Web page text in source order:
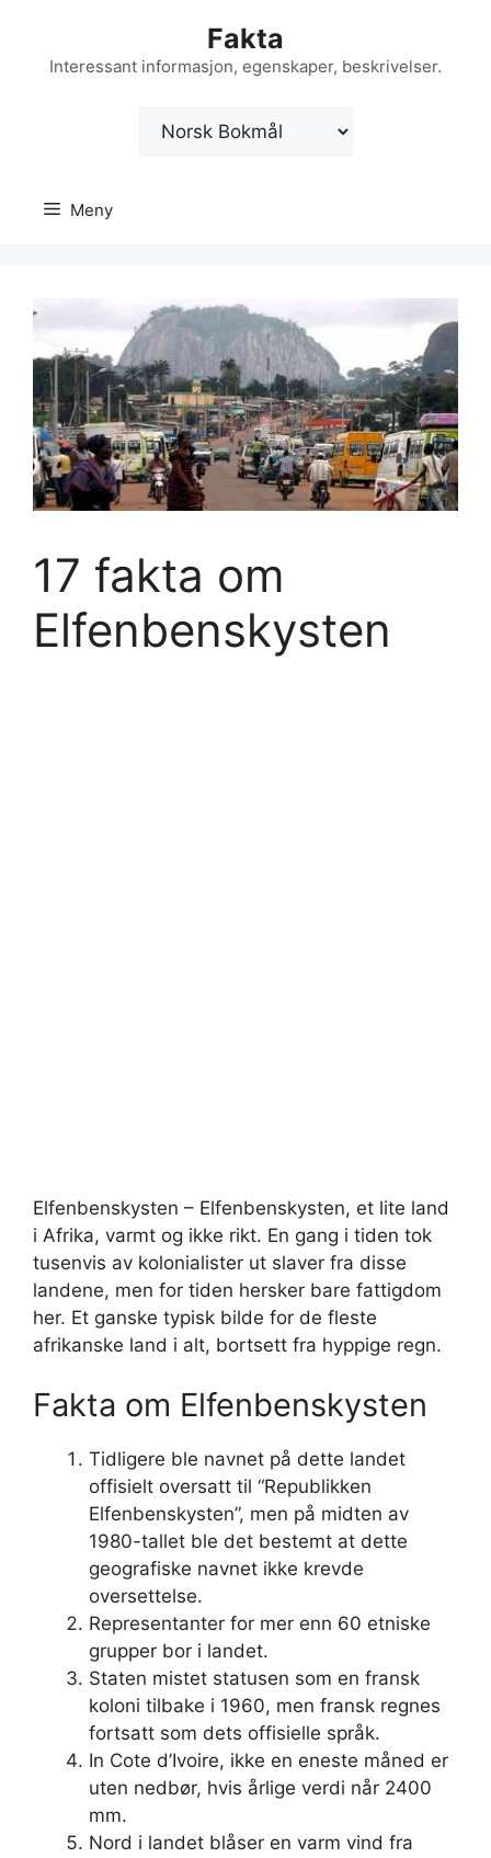
innhold
Fakta
Interessant informasjon, egenskaper, beskrivelser.
Velg
Meny
17 fakta om
Elfenbenskysten
Elfenbenskysten – Elfenbenskysten, et lite land
i Afrika, varmt og ikke rikt. En gang i tiden tok
tusenvis av kolonialister ut slaver fra disse
landene, men for tiden hersker bare fattigdom
her. Et ganske typisk bilde for de fleste
afrikanske land i alt, bortsett fra hyppige regn.
Fakta om Elfenbenskysten
Tidligere ble navnet på dette landet
offisielt oversatt til “Republikken
Elfenbenskysten”, men på midten av
1980-tallet ble det bestemt at dette
geografiske navnet ikke krevde
oversettelse.
Representanter for mer enn 60 etniske
grupper bor i landet.
Staten mistet statusen som en fransk
koloni tilbake i 1960, men fransk regnes
fortsatt som dets offisielle språk.
In Cote d’Ivoire, ikke en eneste måned er
uten nedbør, hvis årlige verdi når 2400
mm.
Nord i landet blåser en varm vind fra